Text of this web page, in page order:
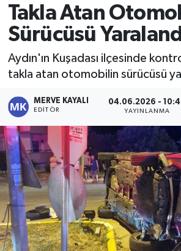
Takla Atan
Sürücüsü
Aydın'ın Kuşadası ilçesinde
takla atan otomobilin sürücüsü
MERVE KAYALI
EDITÖR
04.06.2026 -
YAYINLANMA